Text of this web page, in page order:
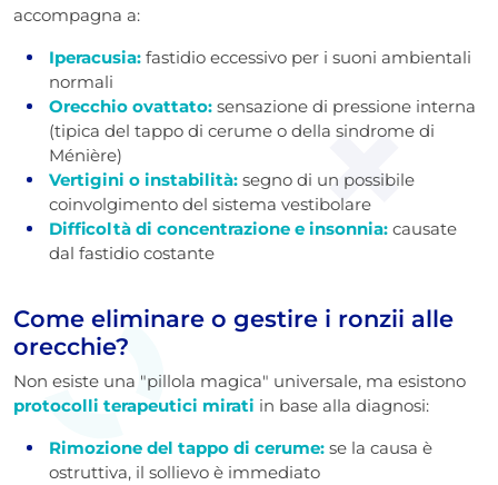
accompagna a:
Iperacusia: fastidio eccessivo per i suoni ambientali
normali
Orecchio ovattato: sensazione di pressione interna
(tipica del tappo di cerume o della sindrome di
Ménière)
Vertigini o instabilità: segno di un possibile
coinvolgimento del sistema vestibolare
Difficoltà di concentrazione e insonnia: causate
dal fastidio costante
Come eliminare o gestire i ronzii alle
orecchie?
Non esiste una "pillola magica" universale, ma esistono
protocolli terapeutici mirati in base alla diagnosi:
Rimozione del tappo di cerume: se la causa è
ostruttiva, il sollievo è immediato